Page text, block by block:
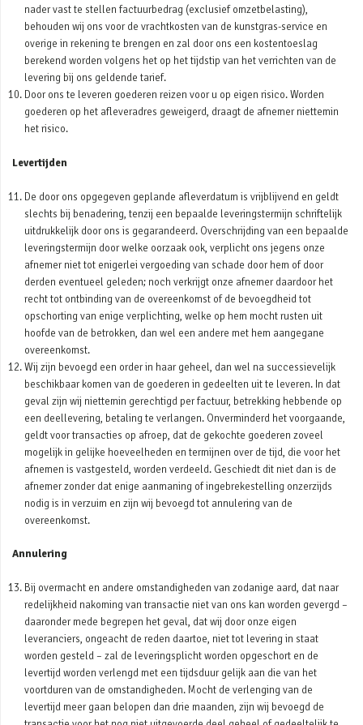
nader vast te stellen factuurbedrag (exclusief omzetbelasting),
behouden wij ons voor de vrachtkosten van de kunstgras-service en
overige in rekening te brengen en zal door ons een kostentoeslag
berekend worden volgens het op het tijdstip van het verrichten van de
levering bij ons geldende tarief.
Door ons te leveren goederen reizen voor u op eigen risico. Worden
goederen op het afleveradres geweigerd, draagt de afnemer niettemin
het risico.
Levertijden
De door ons opgegeven geplande afleverdatum is vrijblijvend en geldt
slechts bij benadering, tenzij een bepaalde leveringstermijn schriftelijk
uitdrukkelijk door ons is gegarandeerd. Overschrijding van een bepaalde
leveringstermijn door welke oorzaak ook, verplicht ons jegens onze
afnemer niet tot enigerlei vergoeding van schade door hem of door
derden eventueel geleden; noch verkrijgt onze afnemer daardoor het
recht tot ontbinding van de overeenkomst of de bevoegdheid tot
opschorting van enige verplichting, welke op hem mocht rusten uit
hoofde van de betrokken, dan wel een andere met hem aangegane
overeenkomst.
Wij zijn bevoegd een order in haar geheel, dan wel na successievelijk
beschikbaar komen van de goederen in gedeelten uit te leveren. In dat
geval zijn wij niettemin gerechtigd per factuur, betrekking hebbende op
een deellevering, betaling te verlangen. Onverminderd het voorgaande,
geldt voor transacties op afroep, dat de gekochte goederen zoveel
mogelijk in gelijke hoeveelheden en termijnen over de tijd, die voor het
afnemen is vastgesteld, worden verdeeld. Geschiedt dit niet dan is de
afnemer zonder dat enige aanmaning of ingebrekestelling onzerzijds
nodig is in verzuim en zijn wij bevoegd tot annulering van de
overeenkomst.
Annulering
Bij overmacht en andere omstandigheden van zodanige aard, dat naar
redelijkheid nakoming van transactie niet van ons kan worden gevergd –
daaronder mede begrepen het geval, dat wij door onze eigen
leveranciers, ongeacht de reden daartoe, niet tot levering in staat
worden gesteld – zal de leveringsplicht worden opgeschort en de
levertijd worden verlengd met een tijdsduur gelijk aan die van het
voortduren van de omstandigheden. Mocht de verlenging van de
levertijd meer gaan belopen dan drie maanden, zijn wij bevoegd de